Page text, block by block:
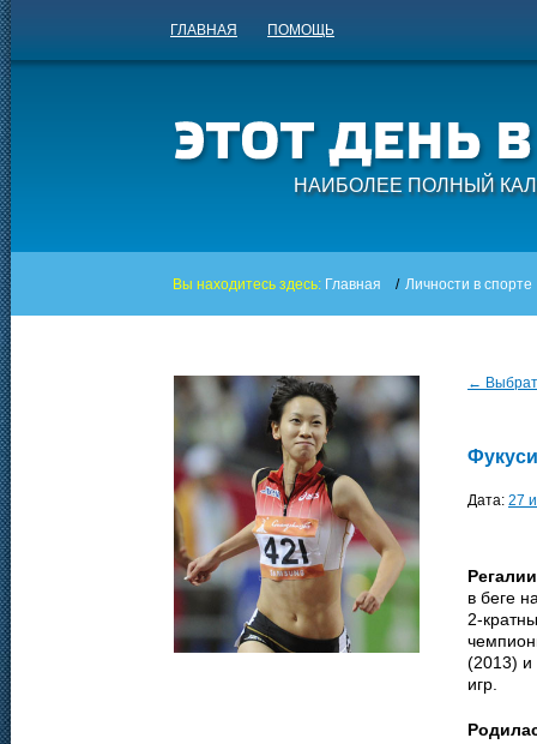
ГЛАВНАЯ ПОМОЩЬ
НАИБОЛЕЕ ПОЛНЫЙ
Вы находитесь здесь: Главная / Личности в спорте
←
Дата: 27
в беге
2-
(2013) и
игр.